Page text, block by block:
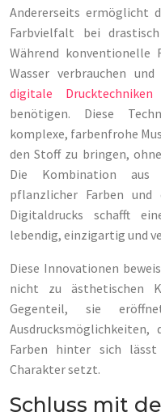
Andererseits ermöglicht
Farbvielfalt bei
Während konventionelle
Wasser verbrauchen
digitale
benötigen. Diese
komplexe, farbenfrohe
den Stoff zu bringen,
Die Kombination aus
pflanzlicher Farben
Digitaldrucks schafft
lebendig, einzigartig und
Diese Innovationen
nicht zu ästhetischen
Gegenteil, sie
Farben hinter sich
Charakter setzt.
Schluss mit